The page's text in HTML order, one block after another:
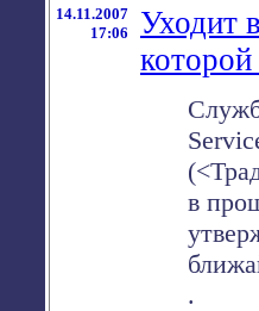
14.11.2007
17:06
Уходит
в
.